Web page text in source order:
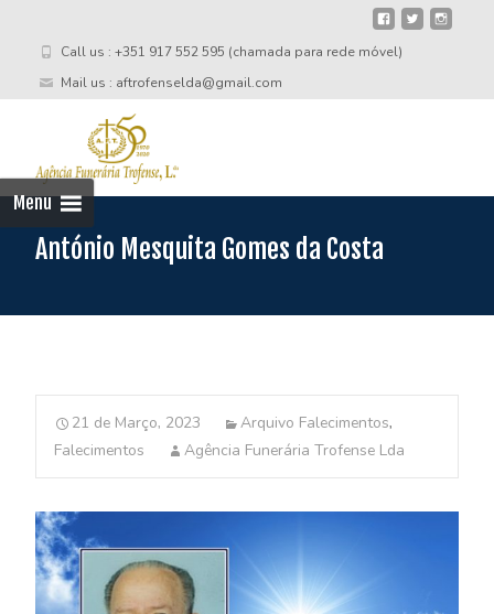
Call us : +351 917 552 595 (chamada para rede móvel)
Mail us : aftrofenselda@gmail.com
Menu
António Mesquita Gomes da Costa
21 de Março, 2023 Arquivo Falecimentos,
Falecimentos
Agência Funerária Trofense Lda